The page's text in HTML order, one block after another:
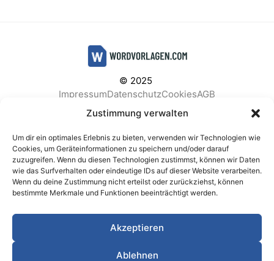
Zustimmung verwalten
Um dir ein optimales Erlebnis zu bieten, verwenden wir Technologien wie
Cookies, um Geräteinformationen zu speichern und/oder darauf
zuzugreifen. Wenn du diesen Technologien zustimmst, können wir Daten
wie das Surfverhalten oder eindeutige IDs auf dieser Website verarbeiten.
Wenn du deine Zustimmung nicht erteilst oder zurückziehst, können
bestimmte Merkmale und Funktionen beeinträchtigt werden.
Akzeptieren
Ablehnen
© 2025
ImpressumDatenschutzCookiesAGB
Facebook
Instagram
BELIEBTE KATEGORIEN
Berichte & Analysen Business
Einkauf & Beschaffung
Gesundheit & Vorsorge